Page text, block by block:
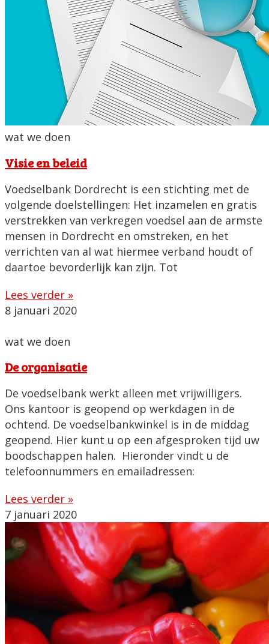
wat we doen
Visie en beleid
Voedselbank Dordrecht is een stichting met de
volgende doelstellingen: Het inzamelen en gratis
verstrekken van verkregen voedsel aan de armste
mensen in Dordrecht en omstreken, en het
verrichten van al wat hiermee verband houdt of
daartoe bevorderlijk kan zijn. Tot
Lees verder »
8 januari 2020
wat we doen
De organisatie
De voedselbank werkt alleen met vrijwilligers.
Ons kantoor is geopend op werkdagen in de
ochtend. De voedselbankwinkel is in de middag
geopend. Hier kunt u op een afgesproken tijd uw
boodschappen halen. Hieronder vindt u de
telefoonnummers en emailadressen:
Lees verder »
7 januari 2020